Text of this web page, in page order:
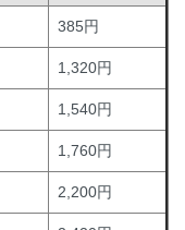
385円
1,320円
1,540円
1,760円
2,200円